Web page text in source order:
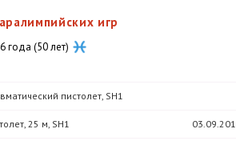
игр
года (50 лет)
пистолет, SH1
25 м, SH1